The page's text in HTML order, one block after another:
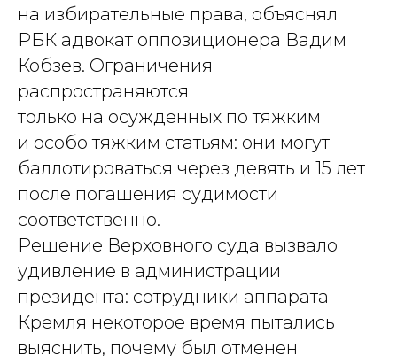
на избирательные права, объяснял
РБК адвокат оппозиционера Вадим
Кобзев. Ограничения
распространяются
только на осужденных по тяжким
и особо тяжким статьям: они могут
баллотироваться через девять и 15 лет
после погашения судимости
соответственно.
Решение Верховного суда вызвало
удивление в администрации
президента: сотрудники аппарата
Кремля некоторое время пытались
выяснить, почему был отменен